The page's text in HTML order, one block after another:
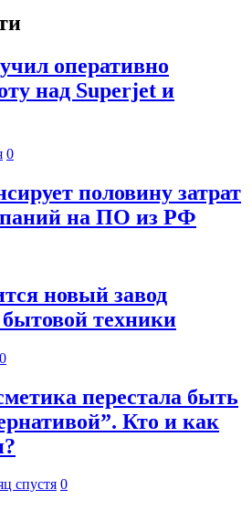
оперативно
над Superjet и
0
половину затрат
на ПО из РФ
новый завод
техники
0
перестала быть
Кто и как
спустя 0